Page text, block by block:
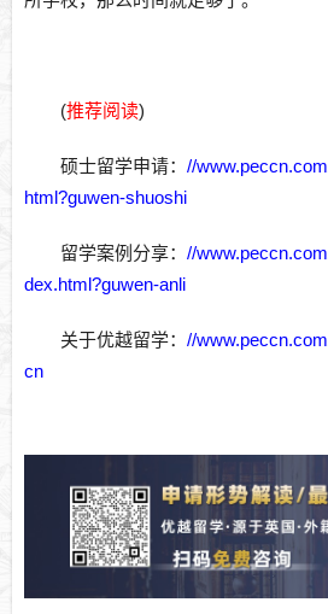
(推荐阅读)
硕士留学申请： //
html?guwen-shuoshi
留学案例分享： //
dex.html?guwen-anli
关于优越留学： //
cn